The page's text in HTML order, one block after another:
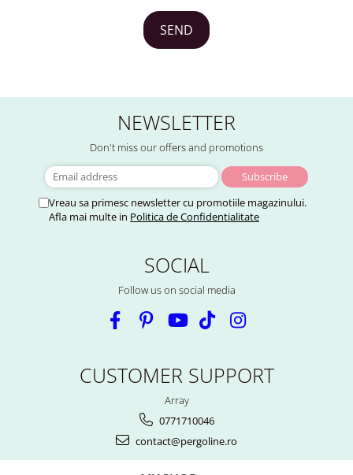
SEND
NEWSLETTER
Don't miss our offers and promotions
Vreau sa primesc newsletter cu promotiile magazinului.
Afla mai multe in Politica de Confidentialitate
SOCIAL
Follow us on social media
CUSTOMER SUPPORT
Array
0771710046
contact@pergoline.ro